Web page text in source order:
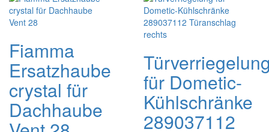
Fiamma
Ersatzhaube
crystal für
Dachhaube
für Dometic-
Kühlschränke
289037112